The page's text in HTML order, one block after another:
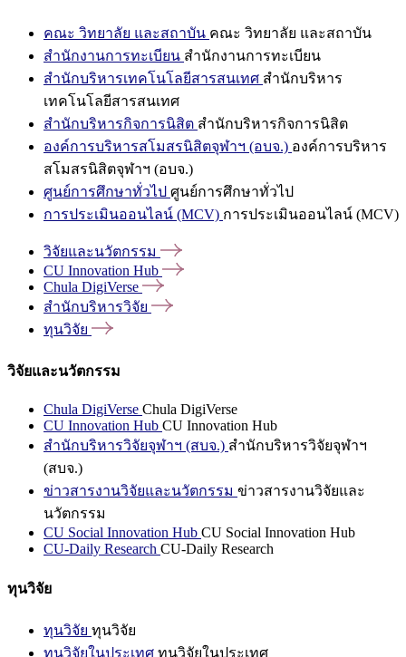
คณะ วิทยาลัย และสถาบัน คณะ วิทยาลัย และสถาบัน
สำนักงานการทะเบียน สำนักงานการทะเบียน
สำนักบริหารเทคโนโลยีสารสนเทศ สำนักบริหาร
เทคโนโลยีสารสนเทศ
สำนักบริหารกิจการนิสิต สำนักบริหารกิจการนิสิต
องค์การบริหารสโมสรนิสิตจุฬาฯ (อบจ.) องค์การบริหาร
สโมสรนิสิตจุฬาฯ (อบจ.)
ศูนย์การศึกษาทั่วไป ศูนย์การศึกษาทั่วไป
การประเมินออนไลน์ (MCV) การประเมินออนไลน์ (MCV)
วิจัยและนวัตกรรม
CU Innovation Hub
Chula DigiVerse
สำนักบริหารวิจัย
ทุนวิจัย
วิจัยและนวัตกรรม
Chula DigiVerse Chula DigiVerse
CU Innovation Hub CU Innovation Hub
สำนักบริหารวิจัยจุฬาฯ (สบจ.) สำนักบริหารวิจัยจุฬาฯ
(สบจ.)
ข่าวสารงานวิจัยและนวัตกรรม ข่าวสารงานวิจัยและ
นวัตกรรม
CU Social Innovation Hub CU Social Innovation Hub
CU-Daily Research CU-Daily Research
ทุนวิจัย
ทุนวิจัย ทุนวิจัย
ทุนวิจัยในประเทศ ทุนวิจัยในประเทศ